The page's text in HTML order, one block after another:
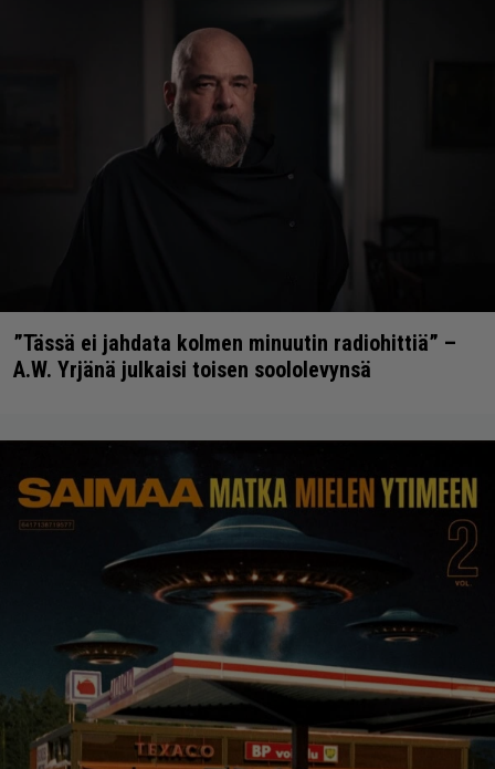
”Tässä ei jahdata kolmen minuutin radiohittiä” –
A.W. Yrjänä julkaisi toisen soololevynsä